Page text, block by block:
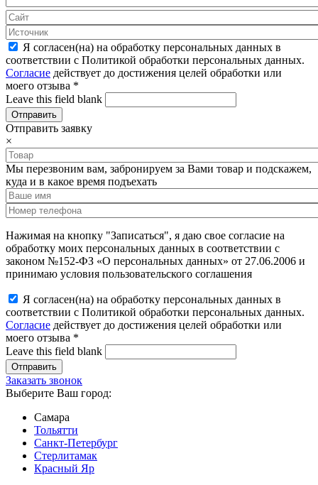
Я согласен(на) на обработку персональных данных в
соответствии с Политикой обработки персональных данных.
Согласие действует до достижения целей обработки или
моего отзыва *
Leave this field blank
Отправить заявку
×
Мы перезвоним вам, забронируем за Вами товар и подскажем,
куда и в какое время подъехать
Нажимая на кнопку "Записаться", я даю свое согласие на
обработку моих персональных данных в соответствии с
законом №152-ФЗ «О персональных данных» от 27.06.2006 и
принимаю условия пользовательского соглашения
Я согласен(на) на обработку персональных данных в
соответствии с Политикой обработки персональных данных.
Согласие действует до достижения целей обработки или
моего отзыва *
Leave this field blank
Заказать звонок
Выберите Ваш город:
Самара
Тольятти
Санкт-Петербург
Стерлитамак
Красный Яр